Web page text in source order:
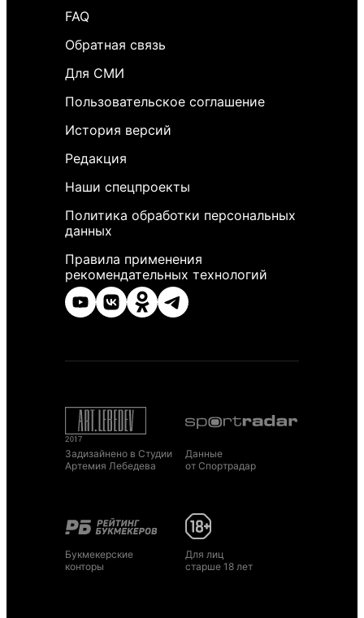
FAQ
Обратная связь
Для СМИ
Пользовательское соглашение
История версий
Редакция
Наши спецпроекты
Политика обработки персональных
данных
Правила применения
рекомендательных технологий
Задизайнено в Студии
Артемия Лебедева
Данные
от Спортрадар
Букмекерские
конторы
Для лиц
старше 18 лет